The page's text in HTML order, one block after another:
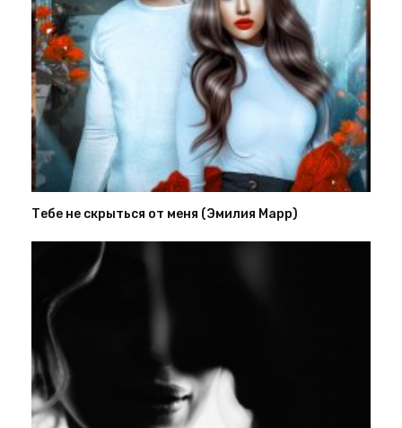
Тебе не скрыться от меня (Эмилия Марр)